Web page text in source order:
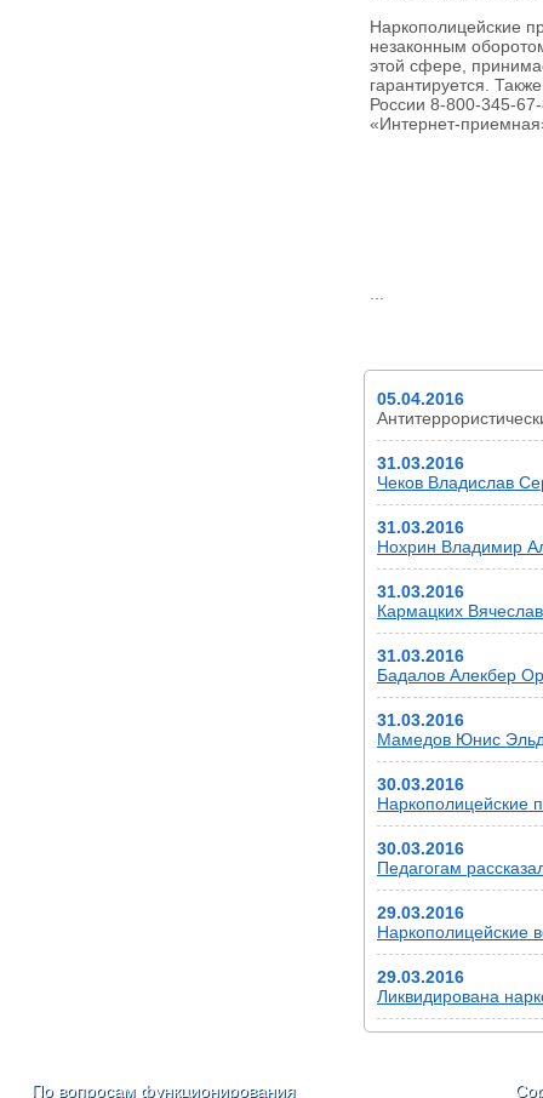
Наркополицейские
незаконным
этой сфере,
гарантируется.
России 8-800-345-
«Интернет-
05.04.2016
31.03.2016
Чеков Владислав
31.03.2016
Нохрин Владимир
31.03.2016
Кармацких
31.03.2016
Бадалов Алекбер
31.03.2016
Мамедов Юнис
30.03.2016
Наркополицейские
30.03.2016
Педагогам
29.03.2016
Наркополицейские
29.03.2016
Ликвидирована
По вопросам функционирования